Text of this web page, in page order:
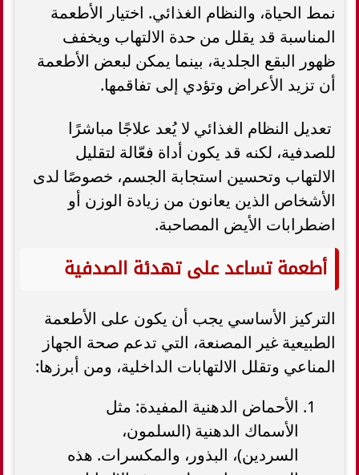
نمط الحياة، والنظام الغذائي. اختيار الأطعمة
المناسبة قد يقلل من حدة الالتهاب ويخفف
ظهور البقع الجلدية، بينما يمكن لبعض الأطعمة
أن تزيد الأعراض وتؤدي إلى تفاقمها.
تعديل النظام الغذائي لا يُعد علاجًا مباشرًا
للصدفية، لكنه قد يكون أداة فعّالة لتقليل
الالتهاب وتحسين استجابة الجسم، خصوصًا لدى
الأشخاص الذين يعانون من زيادة الوزن أو
اضطرابات الأيض المصاحبة.
أطعمة تساعد على تهدئة الصدفية
التركيز الأساسي يجب أن يكون على الأطعمة
الطبيعية غير المصنعة، التي تدعم صحة الجهاز
المناعي وتقلل الالتهابات الداخلية، ومن أبرزها:
الأحماض الدهنية المفيدة: مثل
الأسماك الدهنية (السلمون،
السردين)، البذور، والمكسرات. هذه